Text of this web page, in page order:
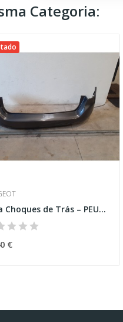
Categoria:
Para Choques de Trás – PEUGEOT 308 SW II
€